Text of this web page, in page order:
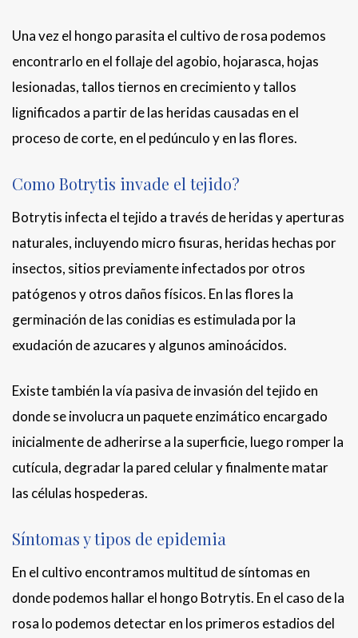
Una vez el hongo parasita el cultivo de rosa podemos
encontrarlo en el follaje del agobio, hojarasca, hojas
lesionadas, tallos tiernos en crecimiento y tallos
lignificados a partir de las heridas causadas en el
proceso de corte, en el pedúnculo y en las flores.
Como Botrytis invade el tejido?
Botrytis infecta el tejido a través de heridas y aperturas
naturales, incluyendo micro fisuras, heridas hechas por
insectos, sitios previamente infectados por otros
patógenos y otros daños físicos. En las flores la
germinación de las conidias es estimulada por la
exudación de azucares y algunos aminoácidos.
Existe también la vía pasiva de invasión del tejido en
donde se involucra un paquete enzimático encargado
inicialmente de adherirse a la superficie, luego romper la
cutícula, degradar la pared celular y finalmente matar
las células hospederas.
Síntomas y tipos de epidemia
En el cultivo encontramos multitud de síntomas en
donde podemos hallar el hongo Botrytis. En el caso de la
rosa lo podemos detectar en los primeros estadios del